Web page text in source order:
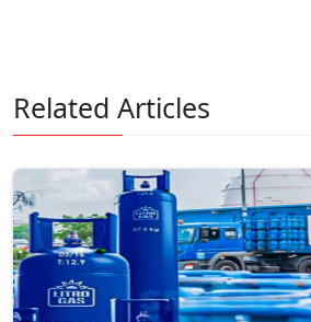
Related Articles